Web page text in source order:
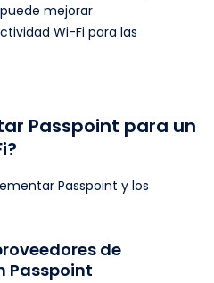
mejorar
Wi-Fi para las
Passpoint para un
Passpoint y los
de
Passpoint